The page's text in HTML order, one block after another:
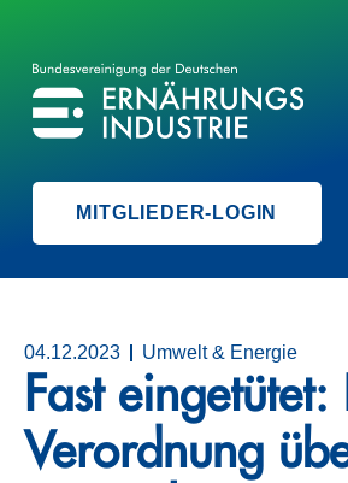
BVE
BUNDESVEREINIGUNG DER ERNÄHRUNGSINDUSTRIE
MITGLIEDER-LOGIN
04.12.2023 Umwelt & Energie
Fast eingetütet:
Verordnung